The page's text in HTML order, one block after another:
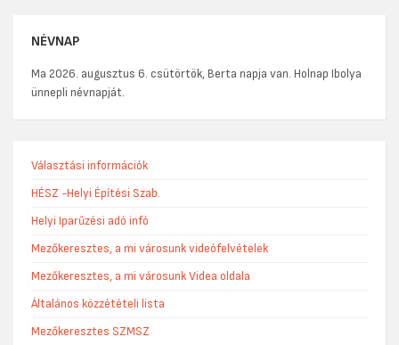
NÉVNAP
Ma 2026. augusztus 6. csütörtök, Berta napja van. Holnap Ibolya
ünnepli névnapját.
Választási információk
HÉSZ -Helyi Építési Szab.
Helyi Iparűzési adó infó
Mezőkeresztes, a mi városunk videófelvételek
Mezőkeresztes, a mi városunk Videa oldala
Általános közzétételi lista
Mezőkeresztes SZMSZ